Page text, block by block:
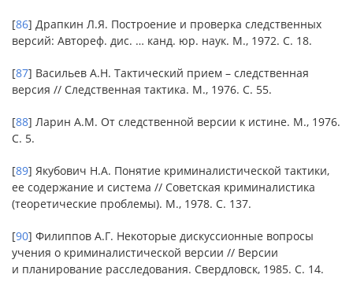
[86] Драпкин Л.Я. Построение и проверка следственных
версий: Автореф. дис. … канд. юр. наук. М., 1972. С. 18.
[87] Васильев А.Н. Тактический прием – следственная
версия // Следственная тактика. М., 1976. С. 55.
[88] Ларин А.М. От следственной версии к истине. М., 1976.
С. 5.
[89] Якубович Н.А. Понятие криминалистической тактики,
ее содержание и система // Советская криминалистика
(теоретические проблемы). М., 1978. С. 137.
[90] Филиппов А.Г. Некоторые дискуссионные вопросы
учения о криминалистической версии // Версии
и планирование расследования. Свердловск, 1985. С. 14.